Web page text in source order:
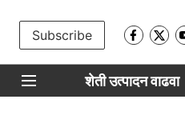
Subscribe
शेती उत्पादन वाढवा